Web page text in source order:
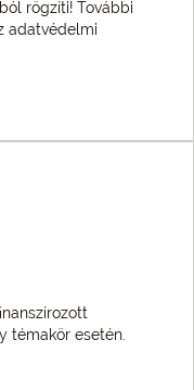
rögzíti! További
adatvédelmi
témakör esetén.